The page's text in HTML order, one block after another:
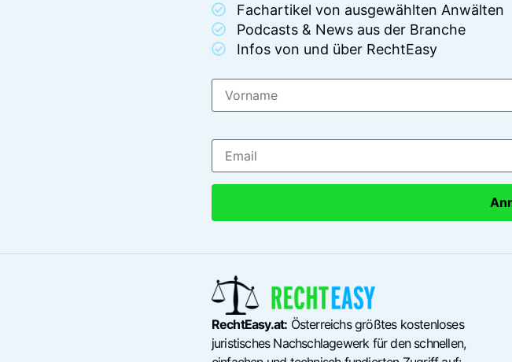
Fachartikel von ausgewählten Anwälten
Podcasts & News aus der Branche
Infos von und über RechtEasy
RechtEasy.at: Österreichs größtes kostenloses
juristisches Nachschlagewerk für den schnellen,